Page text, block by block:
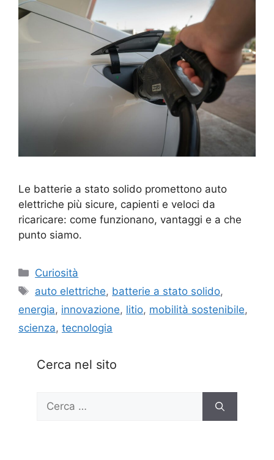
Le batterie a stato solido promettono auto
elettriche più sicure, capienti e veloci da
ricaricare: come funzionano, vantaggi e a che
punto siamo.
Categorie
Curiosità
Tag
auto elettriche, batterie a stato solido,
energia, innovazione, litio, mobilità sostenibile,
scienza, tecnologia
Cerca nel sito
Ricerca